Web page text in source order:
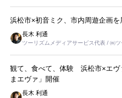
浜松市×初音ミク、市内周遊企画
長木 利通
ツーリズムメディアサービス代表 / ㈱ツ
観て、食べて、体験 浜松市×エヴ
まエヴァ」開催
長木 利通